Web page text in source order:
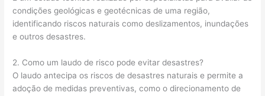
condições geológicas e geotécnicas de uma região,
identificando riscos naturais como deslizamentos, inundações
e outros desastres.
2. Como um laudo de risco pode evitar desastres?
O laudo antecipa os riscos de desastres naturais e permite a
adoção de medidas preventivas, como o direcionamento de